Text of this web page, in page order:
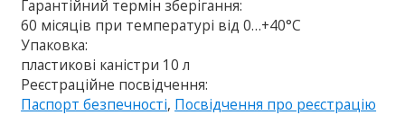
Гарантійний термін зберігання:
60 місяців при температурі від 0…+40°C
Упаковка:
пластикові каністри 10 л
Реєстраційне посвідчення:
Паспорт безпечності, Посвідчення про реєстрацію